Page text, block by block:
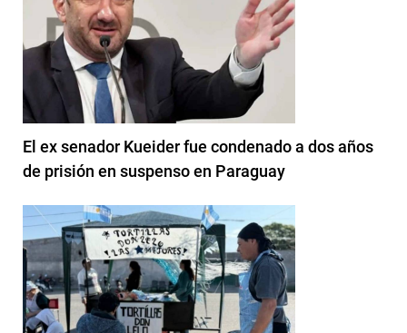
El ex senador Kueider fue condenado a dos años
de prisión en suspenso en Paraguay